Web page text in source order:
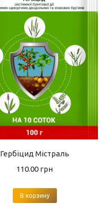
Гербіцид Містраль
110.00 грн
В корзину